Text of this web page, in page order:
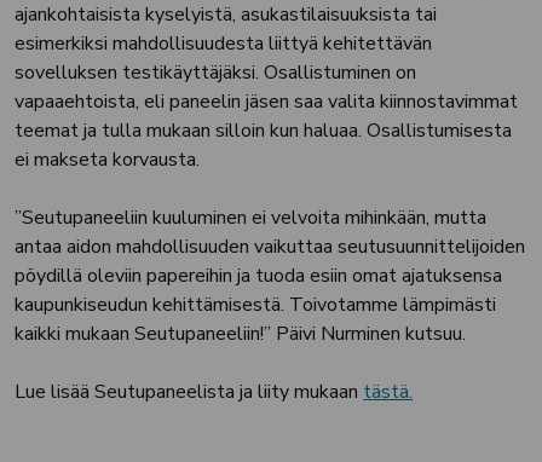
ajankohtaisista kyselyistä, asukastilaisuuksista tai
esimerkiksi mahdollisuudesta liittyä kehitettävän
sovelluksen testikäyttäjäksi. Osallistuminen on
vapaaehtoista, eli paneelin jäsen saa valita kiinnostavimmat
teemat ja tulla mukaan silloin kun haluaa. Osallistumisesta
ei makseta korvausta.
”Seutupaneeliin kuuluminen ei velvoita mihinkään, mutta
antaa aidon mahdollisuuden vaikuttaa seutusuunnittelijoiden
pöydillä oleviin papereihin ja tuoda esiin omat ajatuksensa
kaupunkiseudun kehittämisestä. Toivotamme lämpimästi
kaikki mukaan Seutupaneeliin!” Päivi Nurminen kutsuu.
Lue lisää Seutupaneelista ja liity mukaan tästä.